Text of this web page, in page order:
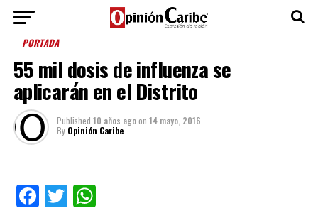
PORTADA
55 mil dosis de influenza se
aplicarán en el Distrito
Published 10 años agoon 14 mayo, 2016
By Opinión Caribe
Facebook
TwitterWhatsApp